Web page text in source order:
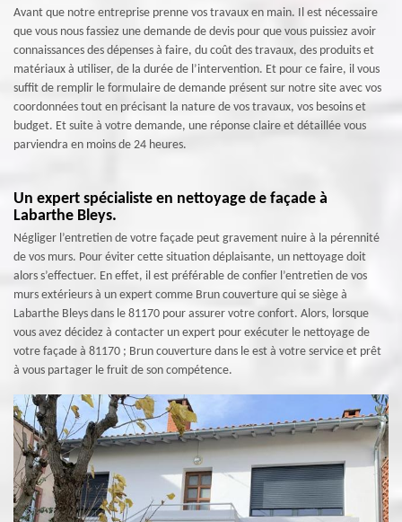
Avant que notre entreprise prenne vos travaux en main. Il est nécessaire
que vous nous fassiez une demande de devis pour que vous puissiez avoir
connaissances des dépenses à faire, du coût des travaux, des produits et
matériaux à utiliser, de la durée de l’intervention. Et pour ce faire, il vous
suffit de remplir le formulaire de demande présent sur notre site avec vos
coordonnées tout en précisant la nature de vos travaux, vos besoins et
budget. Et suite à votre demande, une réponse claire et détaillée vous
parviendra en moins de 24 heures.
Un expert spécialiste en nettoyage de façade à
Labarthe Bleys.
Négliger l’entretien de votre façade peut gravement nuire à la pérennité
de vos murs. Pour éviter cette situation déplaisante, un nettoyage doit
alors s’effectuer. En effet, il est préférable de confier l’entretien de vos
murs extérieurs à un expert comme Brun couverture qui se siège à
Labarthe Bleys dans le 81170 pour assurer votre confort. Alors, lorsque
vous avez décidez à contacter un expert pour exécuter le nettoyage de
votre façade à 81170 ; Brun couverture dans le est à votre service et prêt
à vous partager le fruit de son compétence.